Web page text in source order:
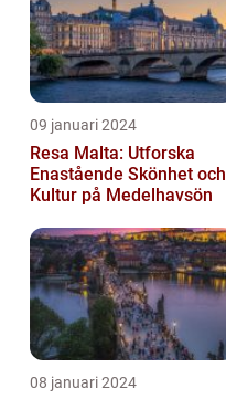
09 januari 2024
Resa Malta: Utforska
Enastående Skönhet och
Kultur på Medelhavsön
08 januari 2024